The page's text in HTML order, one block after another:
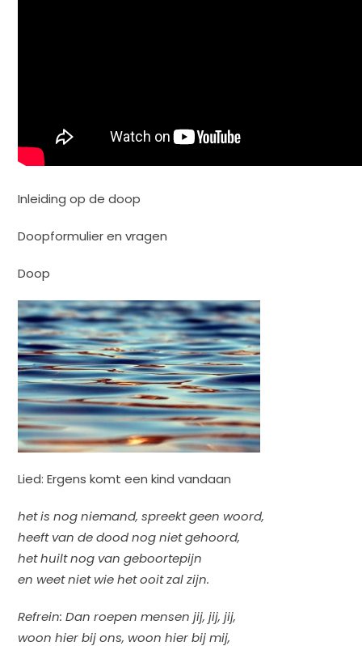
Inleiding op de doop
Doopformulier en vragen
Doop
Lied: Ergens komt een kind vandaan
het is nog niemand, spreekt geen woord,
heeft van de dood nog niet gehoord,
het huilt nog van geboortepijn
en weet niet wie het ooit zal zijn.
Refrein: Dan roepen mensen jij, jij, jij,
woon hier bij ons, woon hier bij mij,